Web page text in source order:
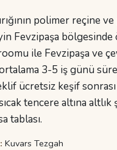
polimer reçine
Fevzipaşa
ile Fevzipaşa ve
3-5 iş günü
ücretsiz keşif
tencere altına altlık
tablası.
Kuvars Tezgah